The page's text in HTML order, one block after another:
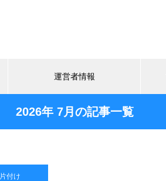
運営者情報
2026年 7月の記事一覧
片付け